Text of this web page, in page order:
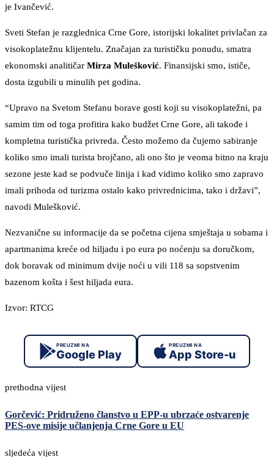
je Ivančević.
Sveti Stefan je razglednica Crne Gore, istorijski lokalitet privlačan za
visokoplatežnu klijentelu. Značajan za turističku ponudu, smatra
ekonomski analitičar Mirza Mulešković. Finansijski smo, ističe,
dosta izgubili u minulih pet godina.
“Upravo na Svetom Stefanu borave gosti koji su visokoplatežni, pa
samim tim od toga profitira kako budžet Crne Gore, ali takođe i
kompletna turistička privreda. Često možemo da čujemo sabiranje
koliko smo imali turista brojčano, ali ono što je veoma bitno na kraju
sezone jeste kad se podvuče linija i kad vidimo koliko smo zapravo
imali prihoda od turizma ostalo kako privrednicima, tako i državi”,
navodi Mulešković.
Nezvanične su informacije da se početna cijena smještaja u sobama i
apartmanima kreće od hiljadu i po eura po noćenju sa doručkom,
dok boravak od minimum dvije noći u vili 118 sa sopstvenim
bazenom košta i šest hiljada eura.
Izvor: RTCG
PREUZMI NA
Google Play
PREUZMI NA
App Store-u
prethodna vijest
Gorčević: Pridruženo članstvo u EPP-u ubrzaće ostvarenje
PES-ove misije učlanjenja Crne Gore u EU
sljedeća vijest